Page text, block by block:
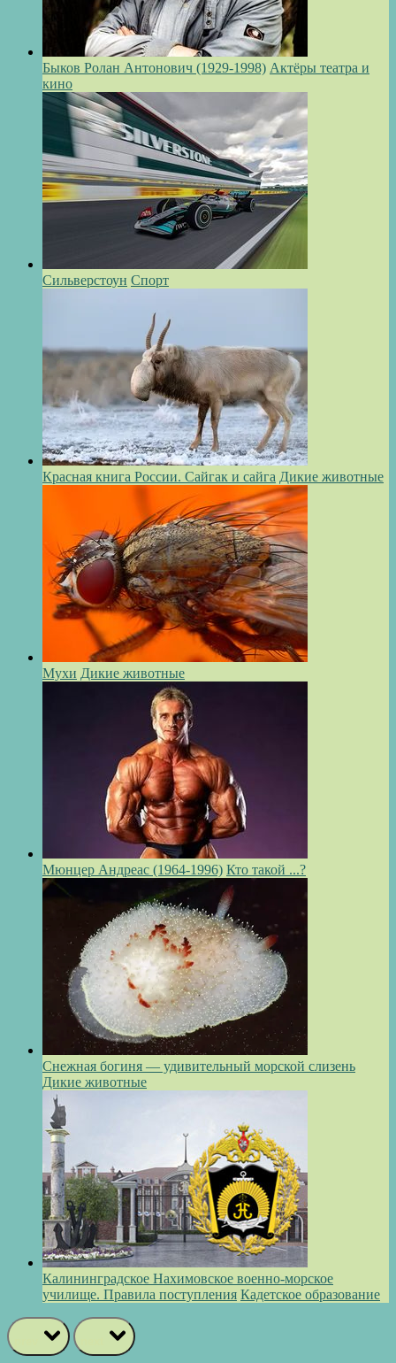
Быков Ролан Антонович (1929-1998) Актёры театра и
кино
Сильверстоун Спорт
Красная книга России. Сайгак и сайга Дикие животные
Мухи Дикие животные
Мюнцер Андреас (1964-1996) Кто такой ...?
Снежная богиня — удивительный морской слизень
Дикие животные
Калининградское Нахимовское военно-морское
училище. Правила поступления Кадетское образование